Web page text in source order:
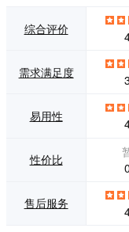
数据
倍甚
扩展
而设
综合评价
需求满足度
易用性
性价比
售后服务